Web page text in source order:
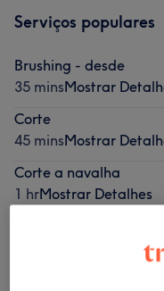
Serviços populares
Brushing - desde
35 minsMostrar
Corte
45 minsMostrar
Corte a navalha
1 hrMostrar Detalhes
Mostrar Detalhes